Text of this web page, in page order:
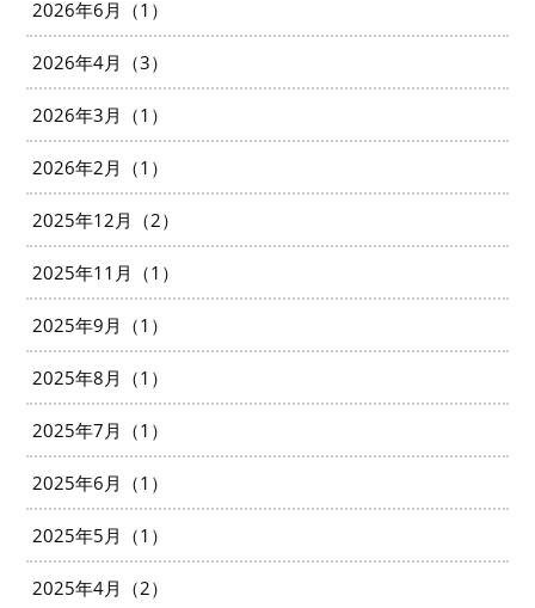
2026年6月（1）
2026年4月（3）
2026年3月（1）
2026年2月（1）
2025年12月（2）
2025年11月（1）
2025年9月（1）
2025年8月（1）
2025年7月（1）
2025年6月（1）
2025年5月（1）
2025年4月（2）